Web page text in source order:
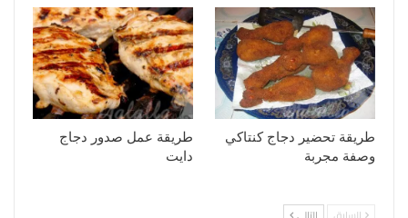
طريقة تحضير دجاج كنتاكي
وصفة مجربة
طريقة عمل صدور دجاج
دايت